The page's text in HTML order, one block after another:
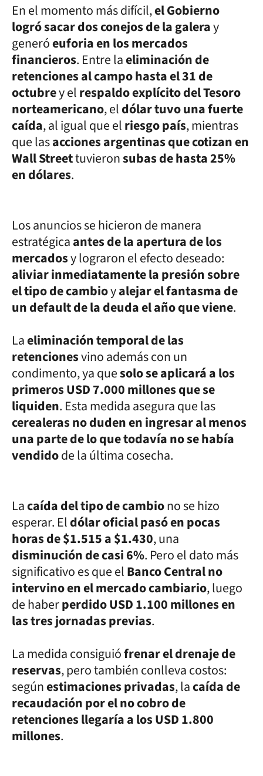
En el momento más difícil,el Gobierno
logró sacar dos conejos de la galeray
generóeuforia en los mercados
financieros. Entre laeliminación de
retenciones al campo hasta el 31 de
octubrey elrespaldo explícito del Tesoro
norteamericano, eldólar tuvo una fuerte
caída, al igual que elriesgo país, mientras
que lasacciones argentinas que cotizan en
Wall Streettuvieronsubas de hasta 25%
en dólares.
Los anuncios se hicieron de manera
estratégicaantes de la apertura de los
mercadosy lograron el efecto deseado:
aliviar inmediatamente la presión sobre
el tipo de cambioyalejar el fantasma de
un default de la deuda el año que viene.
Laeliminación temporal de las
retencionesvino además con un
condimento, ya quesolo se aplicará a los
primeros USD 7.000 millones que se
liquiden. Esta medida asegura que las
cerealeras no duden en ingresar al menos
una parte de lo que todavía no se había
vendidode la última cosecha.
Lacaída del tipo de cambiono se hizo
esperar. Eldólar oficial pasó en pocas
horas de $1.515 a $1.430, una
disminución de casi 6%. Pero el dato más
significativo es que elBanco Central no
intervino en el mercado cambiario, luego
de haberperdido USD 1.100 millones en
las tres jornadas previas.
La medida consiguiófrenar el drenaje de
reservas, pero también conlleva costos:
segúnestimaciones privadas, lacaída de
recaudación por el no cobro de
retenciones llegaría a los USD 1.800
millones.